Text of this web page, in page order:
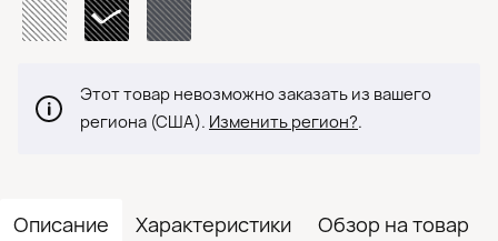
Описание Характеристики Обзор на товар
Этот товар невозможно заказать из вашего
региона (США). Изменить регион?.